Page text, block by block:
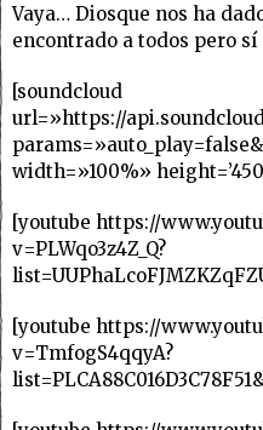
Vaya… Diosque nos ha
encontrado a todos pero sí
[soundcloud
url=»https://
width=»100%»
[youtube https://
v=PLWqo3z4Z_Q?
[youtube https://
v=TmfogS4qqyA?